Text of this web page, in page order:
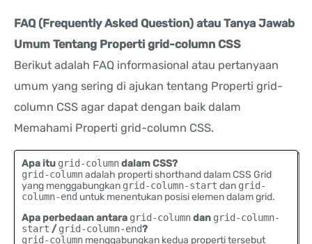
FAQ (Frequently Asked Question) atau Tanya Jawab
Umum Tentang Properti grid-column CSS
Berikut adalah FAQ informasional atau pertanyaan
umum yang sering di ajukan tentang Properti grid-
column CSS agar dapat dengan baik dalam
Memahami Properti grid-column CSS.
Apa itu grid-columndalam CSS?
grid-columnadalah properti shorthand dalam CSS Grid
yang menggabungkan grid-column-start dan grid-
column-end untuk menentukan posisi elemen dalam grid.
Apa perbedaan antara grid-columndan grid-column-
start / grid-column-end?
grid-column menggabungkan kedua properti tersebut